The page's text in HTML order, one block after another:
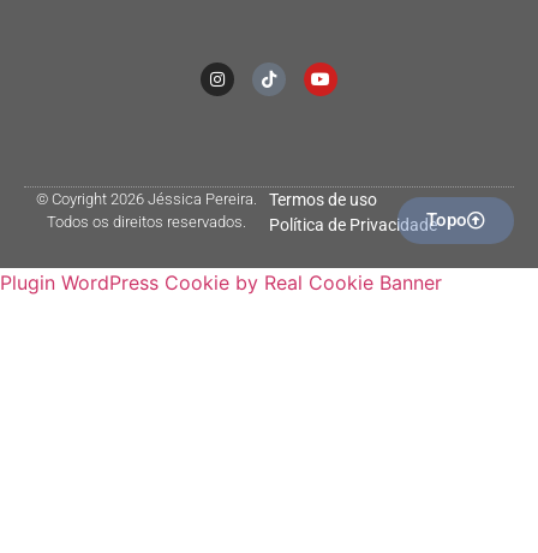
© Coyright 2026 Jéssica Pereira.
Todos os direitos reservados.
Termos de uso
Política de PrivacidadeTopo
Plugin WordPress Cookie by Real Cookie Banner